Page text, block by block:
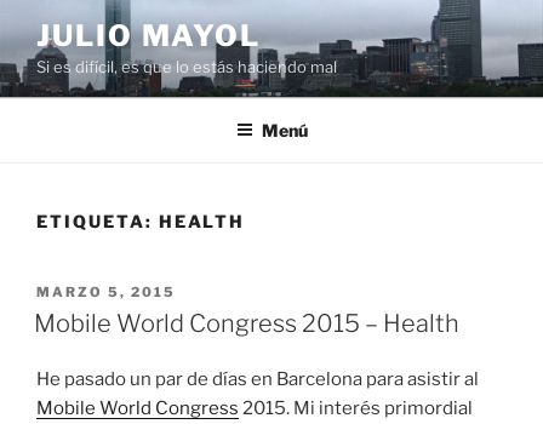
al
contenido
JULIO MAYOL
Si es difícil, es que lo estás haciendo mal
Menú
ETIQUETA: HEALTH
PUBLICADO
EL
MARZO 5, 2015
Mobile World Congress 2015 – Health
He pasado un par de días en Barcelona para asistir al
Mobile World Congress 2015. Mi interés primordial